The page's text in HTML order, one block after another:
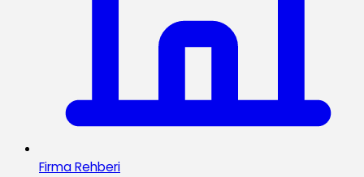
Firma Rehberi